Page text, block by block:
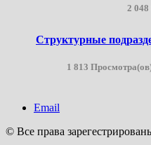
2
Структурные
1 813
Email
© Все права